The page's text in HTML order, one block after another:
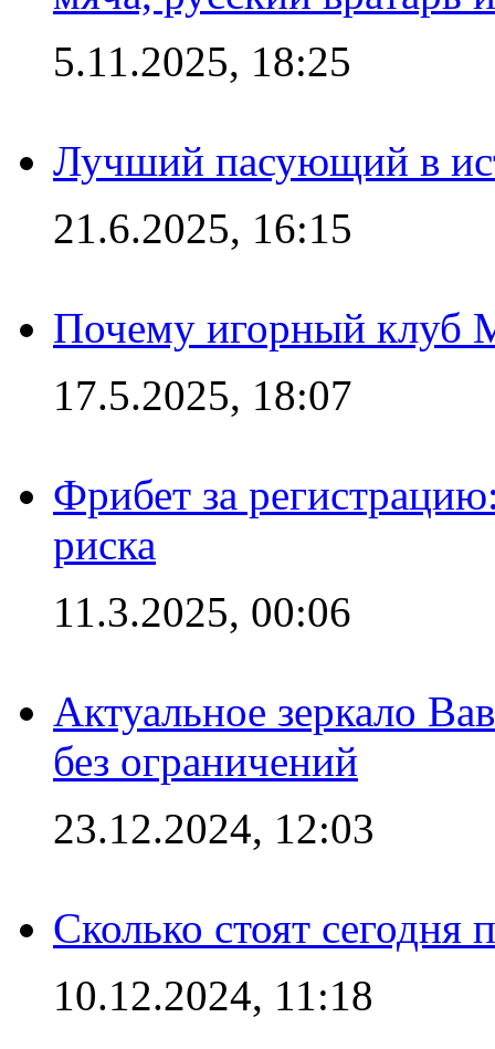
5.11.2025, 18:25
Лучший пасующий в
21.6.2025, 16:15
Почему игорный клуб
17.5.2025, 18:07
Фрибет за
риска
11.3.2025, 00:06
Актуальное зеркало
без ограничений
23.12.2024, 12:03
Сколько стоят сегодня
10.12.2024, 11:18